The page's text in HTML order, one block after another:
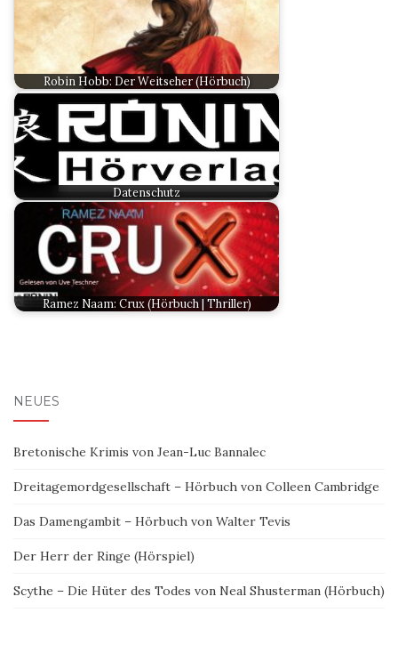
Robin Hobb: Der Weitseher (Hörbuch)
Datenschutz
Ramez Naam: Crux (Hörbuch | Thriller)
NEUES
Bretonische Krimis von Jean-Luc Bannalec
Dreitagemordgesellschaft – Hörbuch von Colleen Cambridge
Das Damengambit – Hörbuch von Walter Tevis
Der Herr der Ringe (Hörspiel)
Scythe – Die Hüter des Todes von Neal Shusterman (Hörbuch)